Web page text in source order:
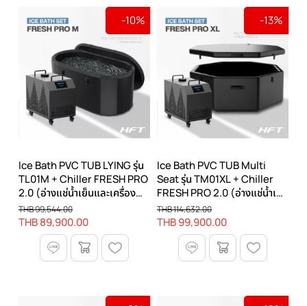
-10%
Ice Bath PVC TUB LYING รุ่น
TL01M + Chiller FRESH PRO
2.0 (อ่างแช่น้ำเย็นและเครื่อง
ทำความเย็น)
THB 89,900.00
THB 99,544.00
-13%
Ice Bath PVC TUB Multi
Seat รุ่น TM01XL + Chiller
FRESH PRO 2.0 (อ่างแช่น้ำเย็น
และเครื่องทำความเย็น)
THB 99,900.00
THB 114,632.00